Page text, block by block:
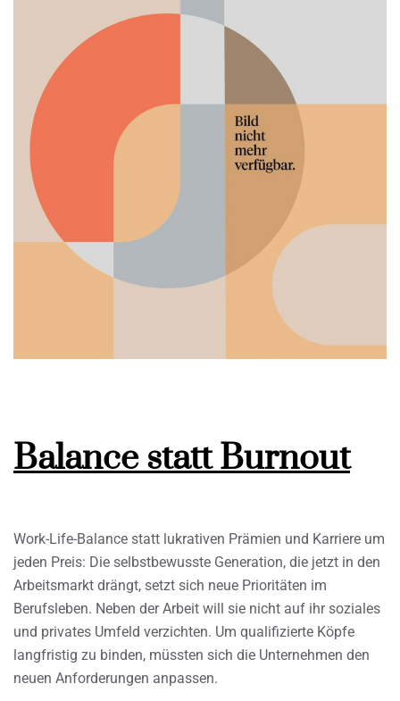
Balance statt Burnout
Work-Life-Balance statt lukrativen Prämien und Karriere um
jeden Preis: Die selbstbewusste Generation, die jetzt in den
Arbeitsmarkt drängt, setzt sich neue Prioritäten im
Berufsleben. Neben der Arbeit will sie nicht auf ihr soziales
und privates Umfeld verzichten. Um qualifizierte Köpfe
langfristig zu binden, müssten sich die Unternehmen den
neuen Anforderungen anpassen.